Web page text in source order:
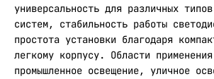
универсальность для различных
систем, стабильность работы
простота установки благодаря
легкому корпусу. Области
промышленное освещение, уличное